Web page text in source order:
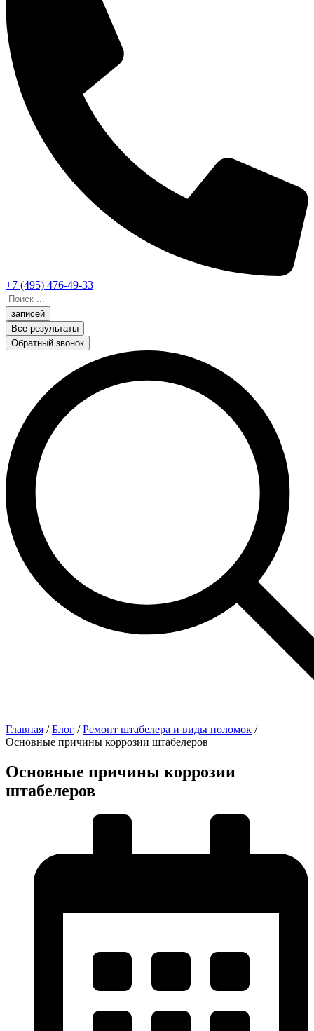
+7 (495) 476-49-33
Search
...записей
Все результаты
Обратный звонок
Главная /Блог /Ремонт штабелера и виды поломок /
Основные причины коррозии штабелеров
Основные причины коррозии
штабелеров